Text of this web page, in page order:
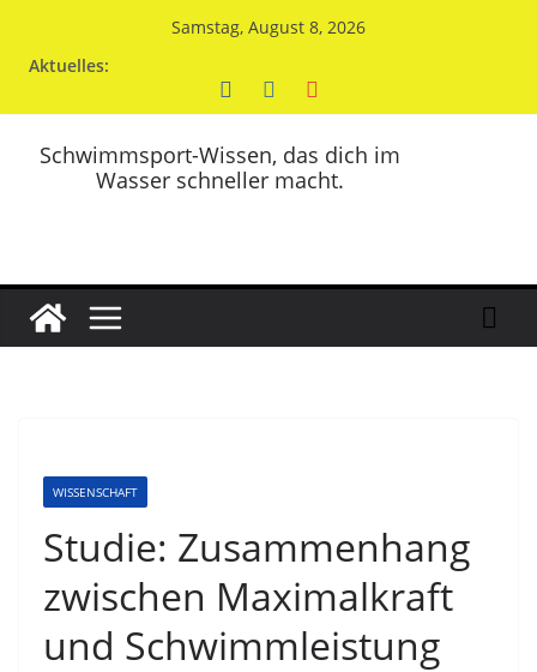
Samstag, August 8, 2026
Aktuelles:
Schwimmsport-Wissen, das dich im
Wasser schneller macht.
WISSENSCHAFT
Studie: Zusammenhang
zwischen Maximalkraft
und Schwimmleistung